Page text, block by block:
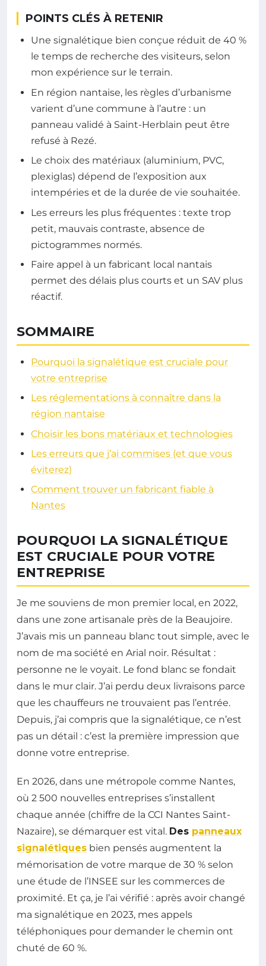
POINTS CLÉS À RETENIR
Une signalétique bien conçue réduit de 40 %
le temps de recherche des visiteurs, selon
mon expérience sur le terrain.
En région nantaise, les règles d’urbanisme
varient d’une commune à l’autre : un
panneau validé à Saint-Herblain peut être
refusé à Rezé.
Le choix des matériaux (aluminium, PVC,
plexiglas) dépend de l’exposition aux
intempéries et de la durée de vie souhaitée.
Les erreurs les plus fréquentes : texte trop
petit, mauvais contraste, absence de
pictogrammes normés.
Faire appel à un fabricant local nantais
permet des délais plus courts et un SAV plus
réactif.
SOMMAIRE
Pourquoi la signalétique est cruciale pour
votre entreprise
Les réglementations à connaître dans la
région nantaise
Choisir les bons matériaux et technologies
Les erreurs que j’ai commises (et que vous
éviterez)
Comment trouver un fabricant fiable à
Nantes
POURQUOI LA SIGNALÉTIQUE
EST CRUCIALE POUR VOTRE
ENTREPRISE
Je me souviens de mon premier local, en 2022,
dans une zone artisanale près de la Beaujoire.
J’avais mis un panneau blanc tout simple, avec le
nom de ma société en Arial noir. Résultat :
personne ne le voyait. Le fond blanc se fondait
dans le mur clair. J’ai perdu deux livraisons parce
que les chauffeurs ne trouvaient pas l’entrée.
Depuis, j’ai compris que la signalétique, ce n’est
pas un détail : c’est la première impression que
donne votre entreprise.
En 2026, dans une métropole comme Nantes,
où 2 500 nouvelles entreprises s’installent
chaque année (chiffre de la CCI Nantes Saint-
Nazaire), se démarquer est vital. Des panneaux
signalétiques bien pensés augmentent la
mémorisation de votre marque de 30 % selon
une étude de l’INSEE sur les commerces de
proximité. Et ça, je l’ai vérifié : après avoir changé
ma signalétique en 2023, mes appels
téléphoniques pour demander le chemin ont
chuté de 60 %.